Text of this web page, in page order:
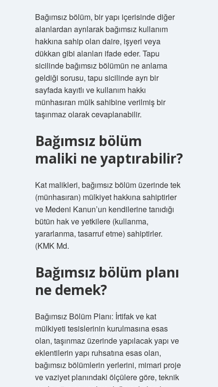
Bağımsız bölüm, bir yapı içerisinde diğer
alanlardan ayrılarak bağımsız kullanım
hakkına sahip olan daire, işyeri veya
dükkan gibi alanları ifade eder. Tapu
sicilinde bağımsız bölümün ne anlama
geldiği sorusu, tapu sicilinde ayrı bir
sayfada kayıtlı ve kullanım hakkı
münhasıran mülk sahibine verilmiş bir
taşınmaz olarak cevaplanabilir.
Bağımsız bölüm
maliki ne yaptırabilir?
Kat malikleri, bağımsız bölüm üzerinde tek
(münhasıran) mülkiyet hakkına sahiptirler
ve Medeni Kanun’un kendilerine tanıdığı
bütün hak ve yetkilere (kullanma,
yararlanma, tasarruf etme) sahiptirler.
(KMK Md.
Bağımsız bölüm planı
ne demek?
Bağımsız Bölüm Planı: İrtifak ve kat
mülkiyeti tesislerinin kurulmasına esas
olan, taşınmaz üzerinde yapılacak yapı ve
eklentilerin yapı ruhsatına esas olan,
bağımsız bölümlerin yerlerini, mimari proje
ve vaziyet planındaki ölçülere göre, teknik